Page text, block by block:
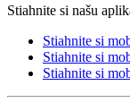
Stiahnite si našu
Stiahnite si
Stiahnite si
Stiahnite si